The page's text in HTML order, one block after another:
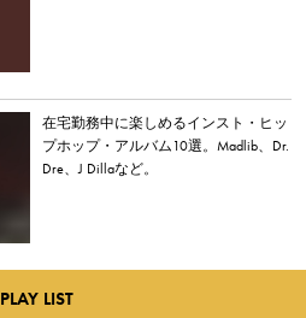
在宅勤務中に楽しめるインスト・ヒッ
プホップ・アルバム10選。Madlib、Dr.
Dre、J Dillaなど。
PLAY LIST